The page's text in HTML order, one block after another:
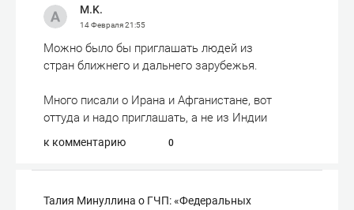
M.K.
14 Февраля21:55
Можно было бы приглашать людей из
стран ближнего и дальнего зарубежья.
Много писали о Ирана и Афганистане, вот
оттуда и надо приглашать, а не из Индии
к комментарию 0
Талия Минуллина о ГЧП: «Федеральных